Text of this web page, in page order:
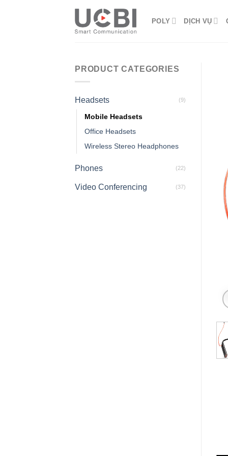
POLY DỊCH VỤ
PRODUCT CATEGORIES
Headsets (9)
Mobile Headsets
Office Headsets
Wireless Stereo Headphones
Phones (22)
Video Conferencing (37)